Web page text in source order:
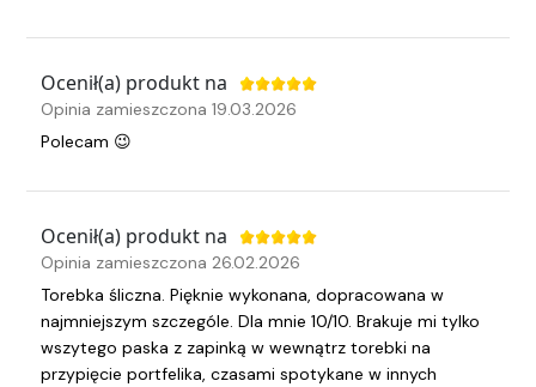
Ocenił(a) produkt na
Opinia zamieszczona 19.03.2026
Polecam 😉
Ocenił(a) produkt na
Opinia zamieszczona 26.02.2026
Torebka śliczna. Pięknie wykonana, dopracowana w
najmniejszym szczególe. Dla mnie 10/10. Brakuje mi tylko
wszytego paska z zapinką w wewnątrz torebki na
przypięcie portfelika, czasami spotykane w innych